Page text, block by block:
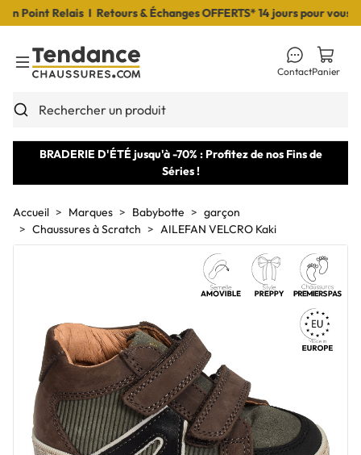
Point Relais I Retours & Échanges OFFERTS* 14 jours pour vous
Toggle Menu
Rechercher un produit
ContactPanier
BRADERIE D'ÉTÉ jusqu'à -70% : Profitez de nos Fins de
Séries !
Accueil Marques Babybotte
garçon
Chaussures à Scratch
AILEFAN VELCRO Kaki